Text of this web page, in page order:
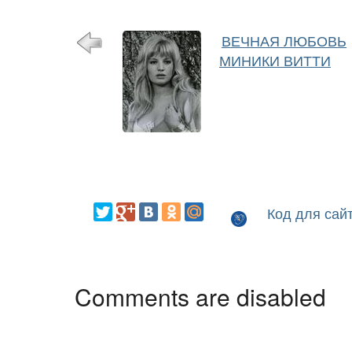
ВЕЧНАЯ ЛЮБОВЬ
МИНИКИ ВИТТИ
Код для
Comments are disabled